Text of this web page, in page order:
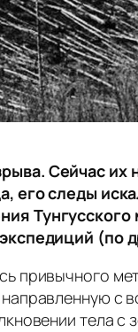
Сейчас
его следы
привычного
с
тела